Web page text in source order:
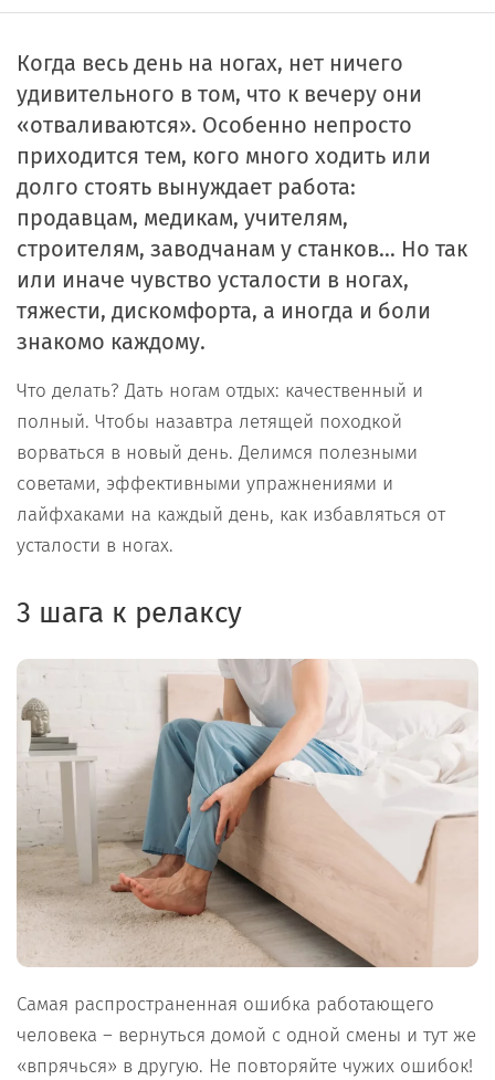
Когда весь день на ногах, нет ничего
удивительного в том, что к вечеру они
«отваливаются». Особенно непросто
приходится тем, кого много ходить или
долго стоять вынуждает работа:
продавцам, медикам, учителям,
строителям, заводчанам у станков… Но так
или иначе чувство усталости в ногах,
тяжести, дискомфорта, а иногда и боли
знакомо каждому.
Что делать? Дать ногам отдых: качественный и
полный. Чтобы назавтра летящей походкой
ворваться в новый день. Делимся полезными
советами, эффективными упражнениями и
лайфхаками на каждый день, как избавляться от
усталости в ногах.
3 шага к релаксу
Самая распространенная ошибка работающего
человека – вернуться домой с одной смены и тут же
«впрячься» в другую. Не повторяйте чужих ошибок!